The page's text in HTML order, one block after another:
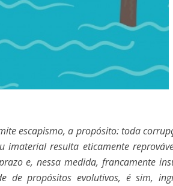
escapismo, a propósito: toda
imaterial resulta eticamente
e, nessa medida, francamente
de propósitos evolutivos, é sim,